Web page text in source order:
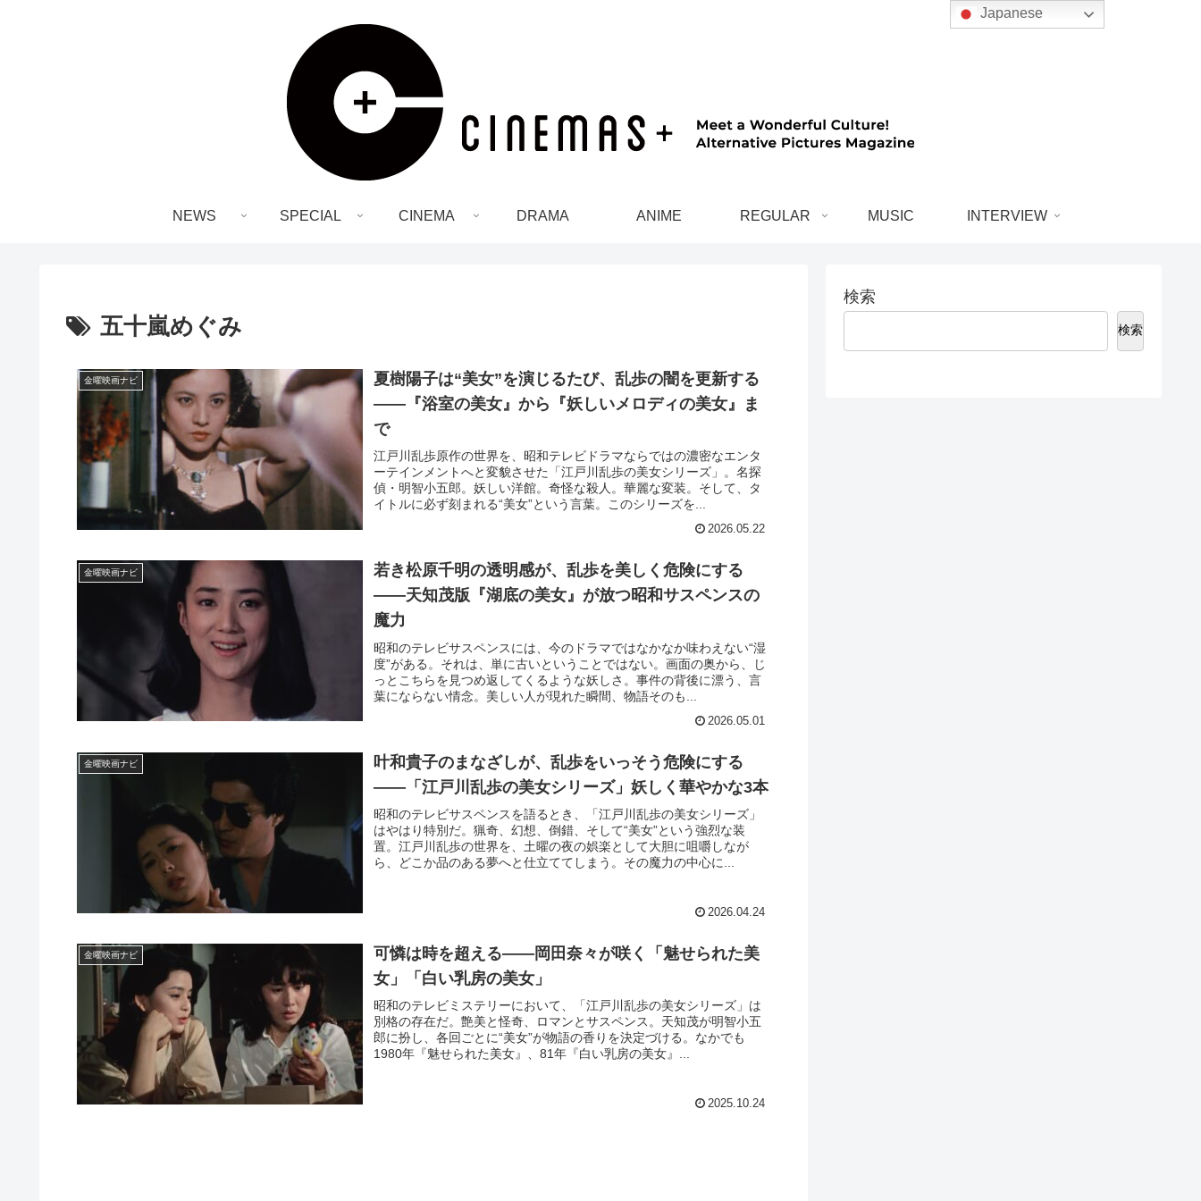
NEWS SPECIAL CINEMA DRAMA ANIME REGULAR MUSIC INTERVIEW
五十嵐めぐみ
金曜映画ナビ
夏樹陽子は“美女”を演じるたび、乱歩の闇を更新する
――『浴室の美女』から『妖しいメロディの美女』ま
で
江戸川乱歩原作の世界を、昭和テレビドラマならではの濃密なエンタ
ーテインメントへと変貌させた「江戸川乱歩の美女シリーズ」。名探
偵・明智小五郎。妖しい洋館。奇怪な殺人。華麗な変装。そして、タ
イトルに必ず刻まれる“美女”という言葉。このシリーズを...
2026.05.22
金曜映画ナビ
若き松原千明の透明感が、乱歩を美しく危険にする
――天知茂版『湖底の美女』が放つ昭和サスペンスの
魔力
昭和のテレビサスペンスには、今のドラマではなかなか味わえない“湿
度”がある。それは、単に古いということではない。画面の奥から、じ
っとこちらを見つめ返してくるような妖しさ。事件の背後に漂う、言
葉にならない情念。美しい人が現れた瞬間、物語そのも...
2026.05.01
金曜映画ナビ
叶和貴子のまなざしが、乱歩をいっそう危険にする
——「江戸川乱歩の美女シリーズ」妖しく華やかな3本
昭和のテレビサスペンスを語るとき、「江戸川乱歩の美女シリーズ」
はやはり特別だ。猟奇、幻想、倒錯、そして“美女”という強烈な装
置。江戸川乱歩の世界を、土曜の夜の娯楽として大胆に咀嚼しなが
ら、どこか品のある夢へと仕立ててしまう。その魔力の中心に...
2026.04.24
金曜映画ナビ
可憐は時を超える——岡田奈々が咲く「魅せられた美
女」「白い乳房の美女」
昭和のテレビミステリーにおいて、「江戸川乱歩の美女シリーズ」は
別格の存在だ。艶美と怪奇、ロマンとサスペンス。天知茂が明智小五
郎に扮し、各回ごとに“美女”が物語の香りを決定づける。なかでも
1980年『魅せられた美女』、81年『白い乳房の美女』...
2025.10.24
検索
検索
Japanese